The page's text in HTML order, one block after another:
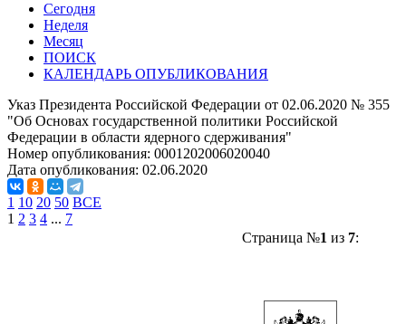
Сегодня
Неделя
Месяц
ПОИСК
КАЛЕНДАРЬ ОПУБЛИКОВАНИЯ
Указ Президента Российской Федерации от 02.06.2020 № 355
"Об Основах государственной политики Российской
Федерации в области ядерного сдерживания"
Номер опубликования: 0001202006020040
Дата опубликования: 02.06.2020
1 10 20 50 ВСЕ
1 2 3 4 ... 7
Страница №1 из 7: